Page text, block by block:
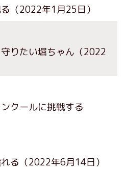
（2022年1月25日）
りたい堀ちゃん （2022
クールに挑戦する
る （2022年6月14日）